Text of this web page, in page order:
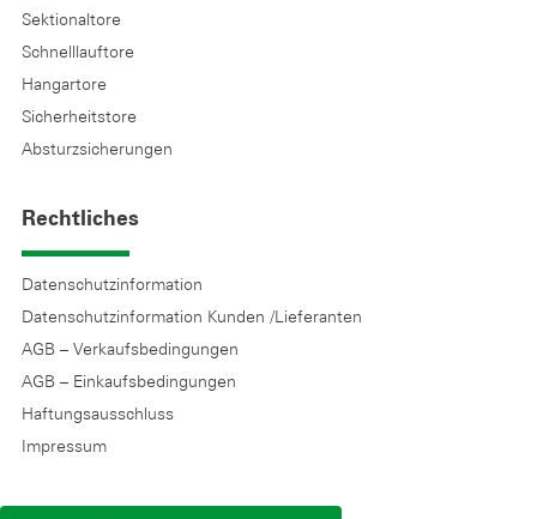
Sektionaltore
Schnelllauftore
Hangartore
Sicherheitstore
Absturzsicherungen
Rechtliches
Datenschutzinformation
Datenschutzinformation Kunden /Lieferanten
AGB – Verkaufsbedingungen
AGB – Einkaufsbedingungen
Haftungsausschluss
Impressum